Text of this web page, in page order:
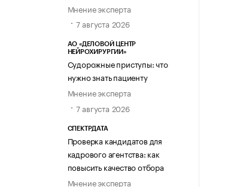
Мнение эксперта
7 августа 2026
АО «ДЕЛОВОЙ ЦЕНТР
НЕЙРОХИРУРГИИ»
Судорожные приступы: что
нужно знать пациенту
Мнение эксперта
7 августа 2026
СПЕКТРДАТА
Проверка кандидатов для
кадрового агентства: как
повысить качество отбора
Мнение эксперта